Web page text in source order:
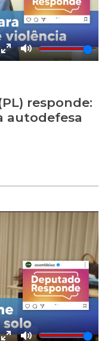
EnterMute
responde:
autodefesa